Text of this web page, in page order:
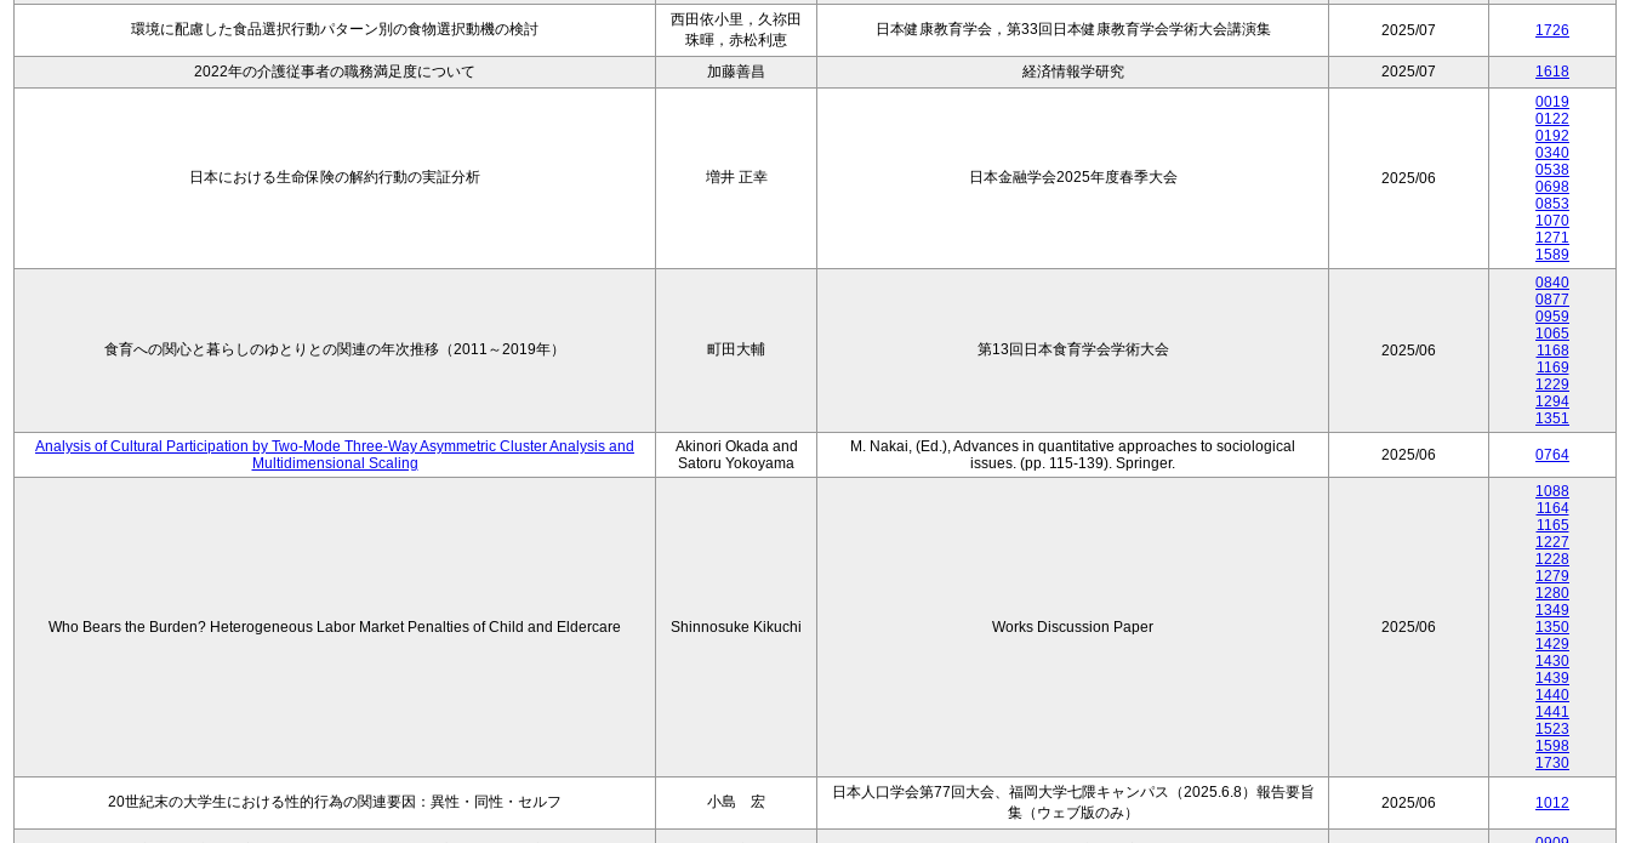
環境に配慮した食品選択行動パターン別の食物選択動機の検討
西田依小里，久祢田
珠暉，赤松利恵
日本健康教育学会，第33回日本健康教育学会学術大会講演集 2025/07 1726
2022年の介護従事者の職務満足度について 加藤善昌 経済情報学研究 2025/07 1618
日本における生命保険の解約行動の実証分析 増井 正幸 日本金融学会2025年度春季大会 2025/06
0019
0122
0192
0340
0538
0698
0853
1070
1271
1589
食育への関心と暮らしのゆとりとの関連の年次推移（2011～2019年） 町田大輔 第13回日本食育学会学術大会 2025/06
0840
0877
0959
1065
1168
1169
1229
1294
1351
Analysis of Cultural Participation by Two-Mode Three-Way Asymmetric Cluster Analysis and
Multidimensional Scaling
Akinori Okada and
Satoru Yokoyama
M. Nakai, (Ed.), Advances in quantitative approaches to sociological
issues. (pp. 115-139). Springer.
2025/06 0764
Who Bears the Burden? Heterogeneous Labor Market Penalties of Child and Eldercare Shinnosuke Kikuchi Works Discussion Paper 2025/06
1088
1164
1165
1227
1228
1279
1280
1349
1350
1429
1430
1439
1440
1441
1523
1598
1730
20世紀末の大学生における性的行為の関連要因：異性・同性・セルフ 小島 宏
日本人口学会第77回大会、福岡大学七隈キャンパス（2025.6.8）報告要旨
集（ウェブ版のみ）
2025/06 1012